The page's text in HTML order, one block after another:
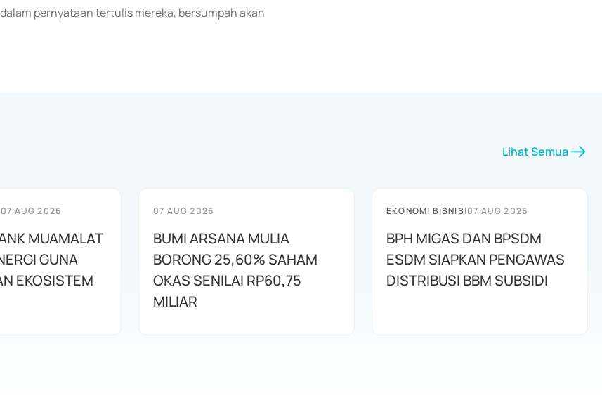
pernyataan tertulis mereka, bersumpah akan
Lihat Semua
07 AUG 2026
MUAMALAT
GUNA
EKOSISTEM
07 AUG 2026
BUMI ARSANA MULIA
BORONG 25,60% SAHAM
OKAS SENILAI RP60,75
MILIAR
EKONOMI BISNIS|07 AUG 2026
BPH MIGAS DAN BPSDM
ESDM SIAPKAN PENGAWAS
DISTRIBUSI BBM SUBSIDI